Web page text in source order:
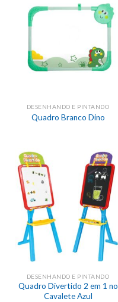
DESENHANDO E PINTANDO
Quadro Branco Dino
DESENHANDO E PINTANDO
Quadro Divertido 2 em 1 no
Cavalete Azul